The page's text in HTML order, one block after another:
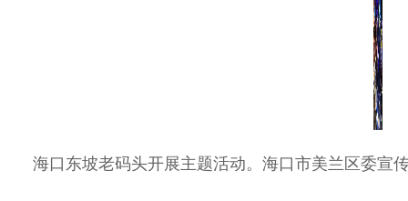
海口东坡老码头开展主题活动。海口市美兰区委宣